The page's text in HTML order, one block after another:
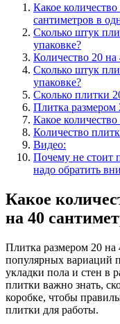
Какое
сантиметров в
Сколько штук
упаковке?
Количество 20
Сколько штук
упаковке?
Сколько плитки
Плитка размером
Какое
Количество
Видео:
Почему не стоит
надо обратить
Какое
на 40
Плитка размером 20
популярных вариаций
укладки пола и стен в
плитки важно знать,
коробке, чтобы
плитки для работы.